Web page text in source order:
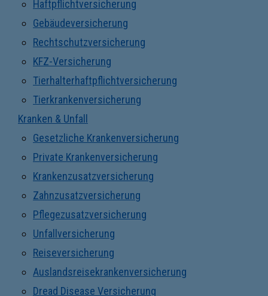
Haftpflichtversicherung
Gebäudeversicherung
Rechtschutzversicherung
KFZ-Versicherung
Tierhalterhaftpflichtversicherung
Tierkrankenversicherung
Kranken & Unfall
Gesetzliche Krankenversicherung
Private Krankenversicherung
Krankenzusatzversicherung
Zahnzusatzversicherung
Pflegezusatzversicherung
Unfallversicherung
Reiseversicherung
Auslandsreisekrankenversicherung
Dread Disease Versicherung